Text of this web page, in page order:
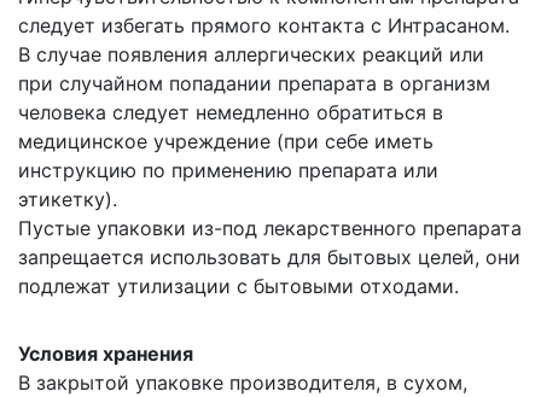
следует избегать прямого контакта с Интрасаном.
В случае появления аллергических реакций или
при случайном попадании препарата в организм
человека следует немедленно обратиться в
медицинское учреждение (при себе иметь
инструкцию по применению препарата или
этикетку).
Пустые упаковки из-под лекарственного препарата
запрещается использовать для бытовых целей, они
подлежат утилизации с бытовыми отходами.
Условия хранения
В закрытой упаковке производителя, в сухом,